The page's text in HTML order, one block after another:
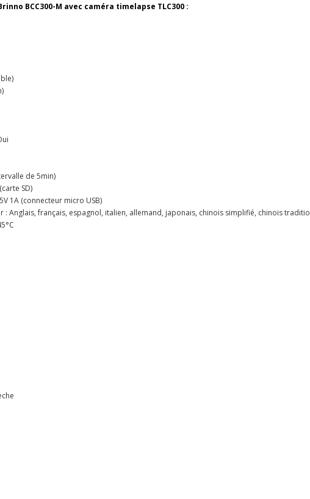
BCC300-M avec caméra timelapse TLC300 :
de 5min)
SD)
1A (connecteur micro USB)
: Anglais, français, espagnol, italien, allemand, japonais, chinois simplifié, chinois